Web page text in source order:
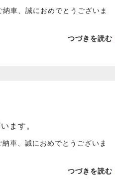
車、誠におめでとうございま
つづきを読む
ます。
車、誠におめでとうございま
つづきを読む